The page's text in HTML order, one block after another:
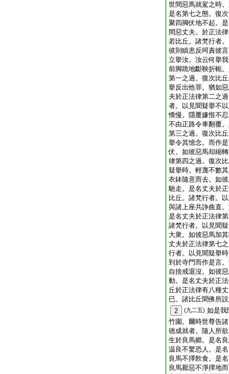
世間惡馬就駕之時
是名第七之態。復
聚四脚伏地不起。
間惡丈夫。於正法
若比丘。諸梵行者
彼則瞋恚反呵責彼
立擧汝。汝云何擧
前脚跪地斷鞅折軛
第一之過。復次比
擧反出他罪。猶如
夫於正法律第二之
者。以見聞疑擧不
憍慢。隱覆嫌恨不
不由正路令車翻覆
第三之過。復次比
擧令其憶念。而作
伏。如彼惡馬却縮
律第四之過。復次
疑擧時。輕蔑不數
衣鉢隨意而去。如
馳走。是名丈夫於
比丘。諸梵行者。
與諸上座共諍曲直
是名丈夫於正法律
諸梵行者。以見聞
大衆。如彼惡馬加
丈夫於正法律第七
行者。以見聞疑擧
到於寺門而作是言
自捨戒退沒。如彼
動。是名丈夫於正
丘於正法律有八種
已。諸比丘聞佛所
2
(九二五) 如是我
竹園。爾時世尊告
徳成就者。隨人所
生於良馬郷。是名
温良不驚恐人。是
良馬不擇飮食。是
良馬厭惡不淨擇地